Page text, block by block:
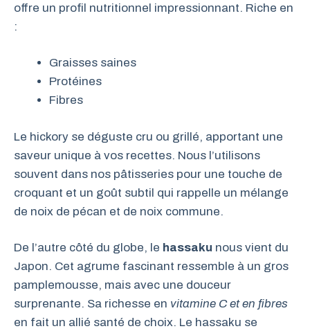
offre un profil nutritionnel impressionnant. Riche en
:
Graisses saines
Protéines
Fibres
Le hickory se déguste cru ou grillé, apportant une
saveur unique à vos recettes. Nous l’utilisons
souvent dans nos pâtisseries pour une touche de
croquant et un goût subtil qui rappelle un mélange
de noix de pécan et de noix commune.
De l’autre côté du globe, le hassaku nous vient du
Japon. Cet agrume fascinant ressemble à un gros
pamplemousse, mais avec une douceur
surprenante. Sa richesse en vitamine C et en fibres
en fait un allié santé de choix. Le hassaku se